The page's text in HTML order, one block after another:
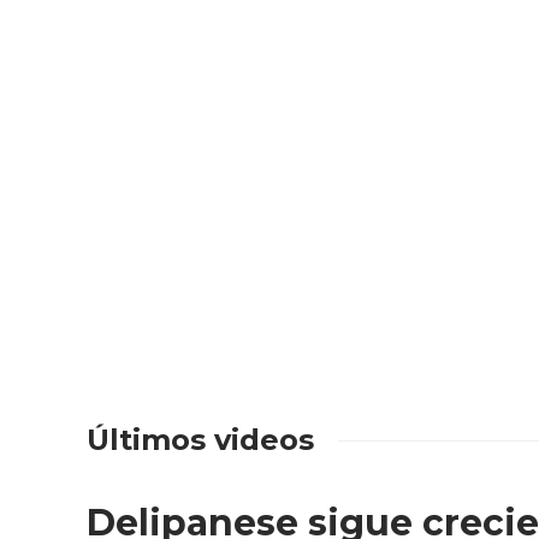
Últimos videos
Delipanese sigue